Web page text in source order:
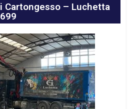
Cartongesso – Luchetta